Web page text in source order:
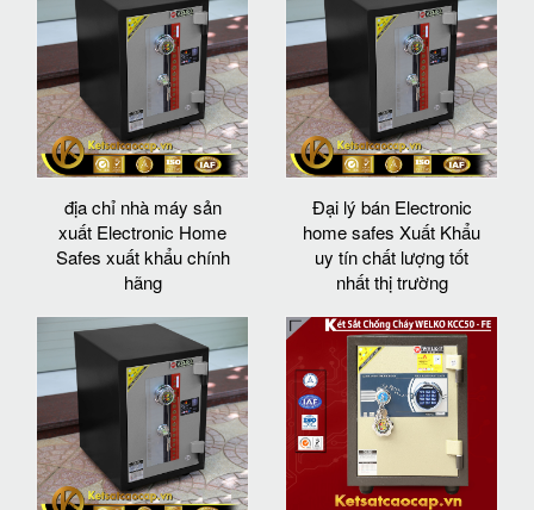
địa chỉ nhà máy sản
xuất Electronic Home
Safes xuất khẩu chính
hãng
Đại lý bán Electronic
home safes Xuất Khẩu
uy tín chất lượng tốt
nhất thị trường